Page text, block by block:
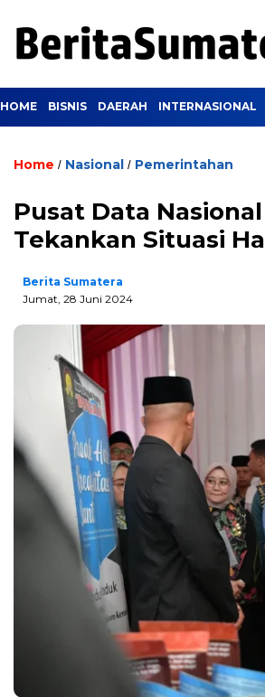
HOME BISNIS DAERAH INTERNASIONAL
Home / Nasional / Pemerintahan
Pusat Data
Tekankan Situasi
Berita Sumatera
Jumat, 28 Juni 2024